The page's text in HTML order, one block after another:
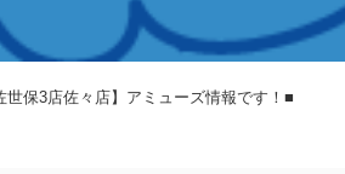
世保3店佐々店】アミューズ情報です！■